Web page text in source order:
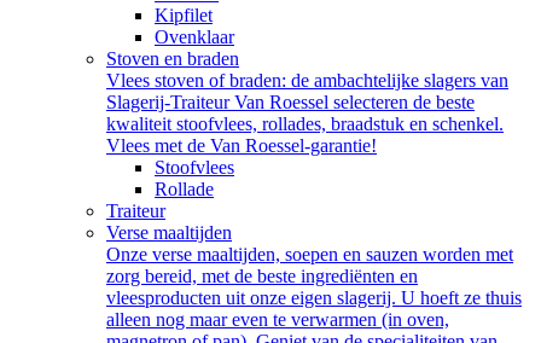
Kipfilet
Ovenklaar
Stoven en braden
Vlees stoven of braden: de ambachtelijke slagers van
Slagerij-Traiteur Van Roessel selecteren de beste
kwaliteit stoofvlees, rollades, braadstuk en schenkel.
Vlees met de Van Roessel-garantie!
Stoofvlees
Rollade
Traiteur
Verse maaltijden
Onze verse maaltijden, soepen en sauzen worden met
zorg bereid, met de beste ingrediënten en
vleesproducten uit onze eigen slagerij. U hoeft ze thuis
alleen nog maar even te verwarmen (in oven,